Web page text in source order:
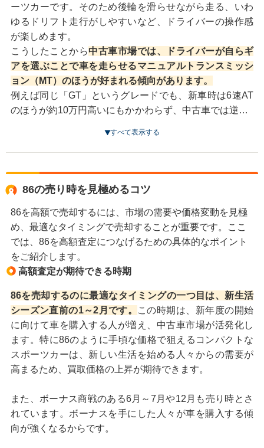
ーツカーです。そのため後輪を滑らせながら走る、いわ
ゆるドリフト走行がしやすいなど、ドライバーの操作感
が楽しめます。
こうしたことから中古車市場では、ドライバーが自らギ
アを選ぶことで車を走らせるマニュアルトランスミッシ
ョン（MT）のほうが好まれる傾向があります。
例えば同じ「GT」というグレードでも、新車時は6速AT
のほうが約10万円高いにもかかわらず、中古車では逆に6
すべて表示する
86の売り時を見極めるコツ
86を高額で売却するには、市場の需要や価格変動を見極
め、最適なタイミングで売却することが重要です。ここ
では、86を高額査定につなげるための具体的なポイント
をご紹介します。
高額査定が期待できる時期
86を売却するのに最適なタイミングの一つ目は、新生活
シーズン直前の1～2月です。
この時期は、新年度の開始
に向けて車を購入する人が増え、中古車市場が活発化し
ます。特に86のように手頃な価格で狙えるコンパクトな
スポーツカーは、新しい生活を始める人々からの需要が
高まるため、買取価格の上昇が期待できます。
また、ボーナス商戦のある6月～7月や12月も売り時とさ
れています。ボーナスを手にした人々が車を購入する傾
向が強くなるからです。